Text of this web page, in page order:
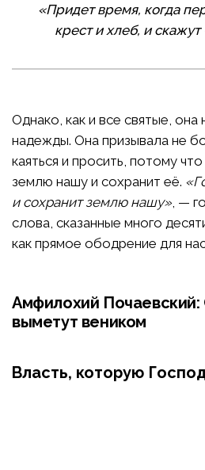
«Придет время, когда
крест и хлеб, и
Однако, как и все святые, она
надежды. Она призывала не
каяться и просить, потому
землю нашу и сохранит её.
и сохранит землю нашу», —
слова, сказанные много
как прямое ободрение для
Амфилохий Почаевский:
выметут веником
Власть, которую